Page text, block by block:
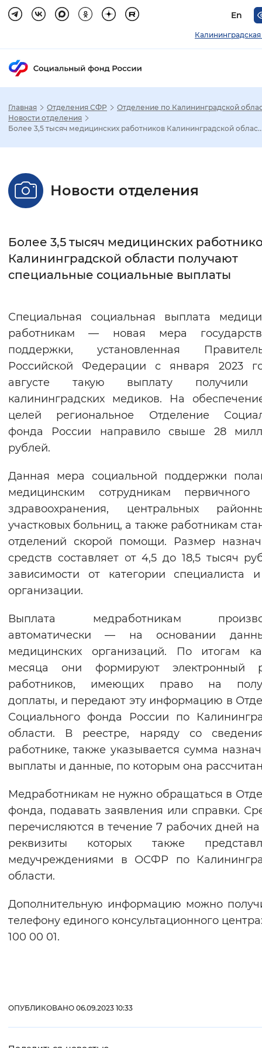
En
Настройка режима отображения
Стандартный Увеличенный
Без засечек
Интервал между буквами
Цвет сайта
Монохромный Инверсивный
Синий фон
Изображения
Включены Выключены
Звуковой ассистент
Воспроизвести Остановить
Вернуть стандартные настройки
Главная Отделения СФР
Отделение по Калининградской
Новости отделения
Более 3,5 тысяч медицинских работников Калининградской
Новости отделения
Более 3,5 тысяч медицинских
Калининградской области получают
специальные социальные выплаты
Специальная социальная выплата
работникам — новая мера
поддержки, установленная
Российской Федерации с января 2023
августе такую выплату получили
калининградских медиков. На
целей региональное Отделение
фонда России направило свыше 28
рублей.
Данная мера социальной поддержки
медицинским сотрудникам первичного
здравоохранения, центральных
участковых больниц, а также работникам
отделений скорой помощи. Размер
средств составляет от 4,5 до 18,5 тысяч
зависимости от категории специалиста
организации.
Выплата медработникам
автоматически — на основании
медицинских организаций. По итогам
месяца они формируют электронный
работников, имеющих право на
доплаты, и передают эту информацию в
Социального фонда России по
области. В реестре, наряду со
работнике, также указывается сумма
выплаты и данные, по которым она
Медработникам не нужно обращаться в
фонда, подавать заявления или справки.
перечисляются в течение 7 рабочих дней на
реквизиты которых также
медучреждениями в ОСФР по
области.
Дополнительную информацию можно
телефону единого консультационного
100 00 01.
ОПУБЛИКОВАНО 06.09.2023 10:33